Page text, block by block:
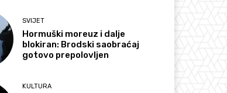
SVIJET
Hormuški moreuz i dalje
blokiran: Brodski saobraćaj
gotovo prepolovljen
KULTURA